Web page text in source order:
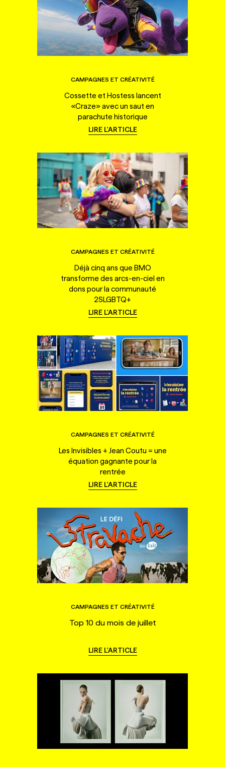
CAMPAGNES ET CRÉATIVITÉ
Cossette et Hostess lancent
«Craze» avec un saut en
parachute historique
LIRE L'ARTICLE
CAMPAGNES ET CRÉATIVITÉ
Déjà cinq ans que BMO
transforme des arcs-en-ciel en
dons pour la communauté
2SLGBTQ+
LIRE L'ARTICLE
CAMPAGNES ET CRÉATIVITÉ
Les Invisibles + Jean Coutu = une
équation gagnante pour la
rentrée
LIRE L'ARTICLE
CAMPAGNES ET CRÉATIVITÉ
Top 10 du mois de juillet
LIRE L'ARTICLE